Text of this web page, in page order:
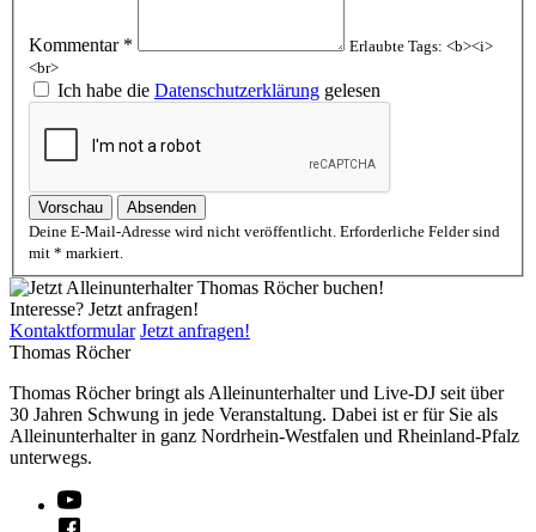
Kommentar *
Erlaubte Tags: <b><i>
<br>
Ich habe die Datenschutzerklärung gelesen
Vorschau
Absenden
Deine E-Mail-Adresse wird nicht veröffentlicht. Erforderliche Felder sind
mit * markiert.
Interesse? Jetzt anfragen!
Kontaktformular Jetzt anfragen!
Thomas Röcher
Thomas Röcher bringt als Alleinunterhalter und Live-DJ seit über
30 Jahren Schwung in jede Veranstaltung. Dabei ist er für Sie als
Alleinunterhalter in ganz Nordrhein-Westfalen und Rheinland-Pfalz
unterwegs.